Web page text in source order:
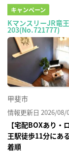
キャンペーン
KマンスリーJR竜
203(No.721777)
甲斐市
情報更新日 2026/08/
【宅配BOXあり
王駅徒歩11分にあ
着順